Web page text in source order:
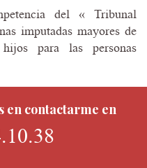
del « Tribunal
imputadas mayores de
para las personas
en contactarme en